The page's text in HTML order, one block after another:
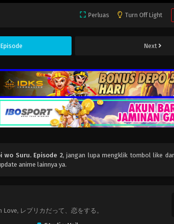
Perluas Turn Off Light
Next
wo Suru. Episode 2, jangan lupa mengklik tombol like
anime lainnya ya.
Love, レプリカだって、恋をする。